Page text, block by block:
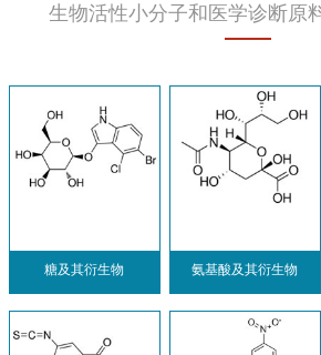
生物活性小分子和医学诊断原
糖及其衍生物 氨基酸及其衍生物